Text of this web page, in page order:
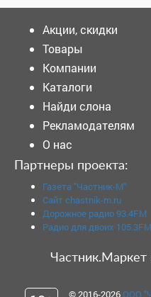
Акции, скидки
Товары
Компании
Каталоги
Найди слона
Рекламодателям
О нас
Партнеры проекта:
Газета "Частник-М"
Сайт chastnik-m.ru
Дорожное радио 93.4FM
Радио для двоих 105.3FM
Частник.Маркет
© 2016-2026ООО